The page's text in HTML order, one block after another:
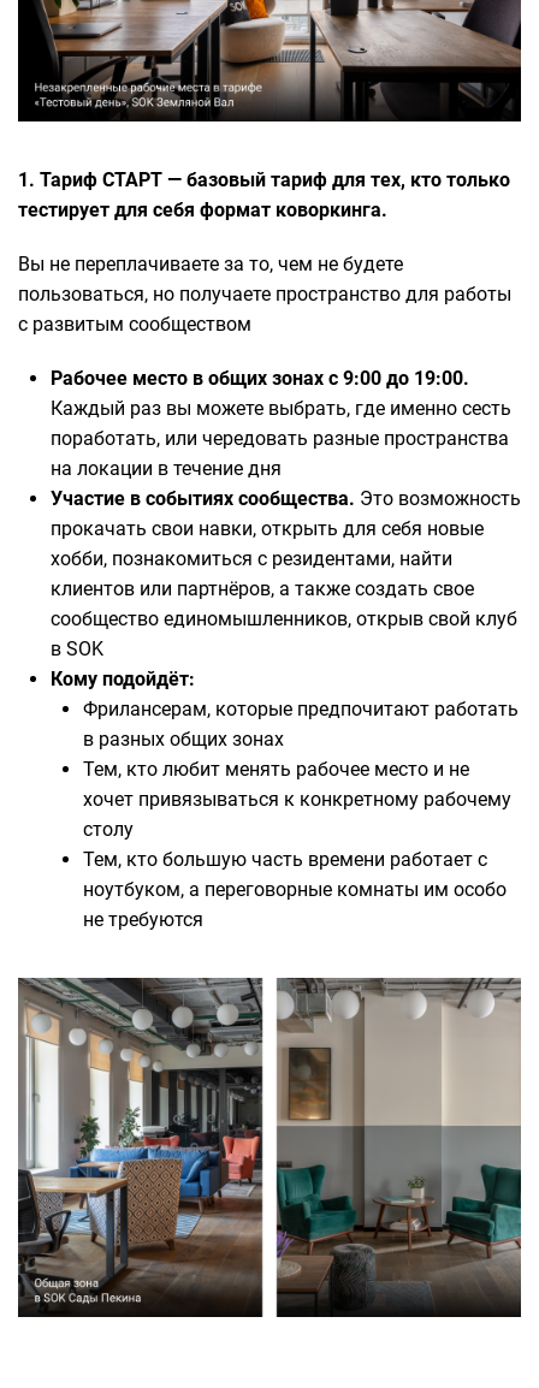
1. Тариф СТАРТ — базовый тариф для тех, кто только
тестирует для себя формат коворкинга.
Вы не переплачиваете за то, чем не будете
пользоваться, но получаете пространство для работы
с развитым сообществом
Рабочее место в общих зонах с 9:00 до 19:00.
Каждый раз вы можете выбрать, где именно сесть
поработать, или чередовать разные пространства
на локации в течение дня
Участие в событиях сообщества. Это возможность
прокачать свои навки, открыть для себя новые
хобби, познакомиться с резидентами, найти
клиентов или партнёров, а также создать свое
сообщество единомышленников, открыв свой клуб
в SOK
Кому подойдёт:
Фрилансерам, которые предпочитают работать
в разных общих зонах
Тем, кто любит менять рабочее место и не
хочет привязываться к конкретному рабочему
столу
Тем, кто большую часть времени работает с
ноутбуком, а переговорные комнаты им особо
не требуются